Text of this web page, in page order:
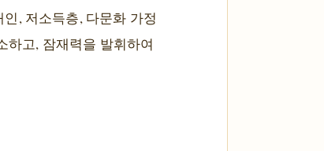
, 저소득층, 다문화 가정
하고, 잠재력을 발휘하여